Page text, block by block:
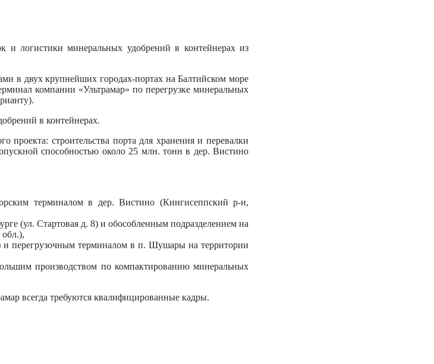
и логистики минеральных удобрений в контейнерах из
в двух крупнейших городах-портах на Балтийском море
компании «Ультрамар» по перегрузке минеральных
в контейнерах.
проекта: строительства порта для хранения и перевалки
способностью около 25 млн. тонн в дер. Вистино
терминалом в дер. Вистино (Кингисеппский р-н,
(ул. Стартовая д. 8) и обособленным подразделением на
перегрузочным терминалом в п. Шушары на территории
производством по компактированию минеральных
всегда требуются квалифицированные кадры.